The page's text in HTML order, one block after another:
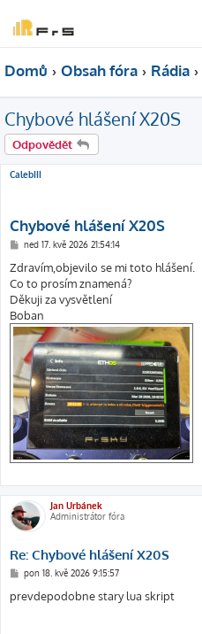
Domů Obsah fóra Rádia
Chybové hlášení X20S
Odpovědět
CalebIII
Chybové hlášení X20S
P
í
s
p
ě
v
e
k
ned 17. kvě 2026 21:54:14
Zdravím,objevilo se mi toto hlášení.
Co to prosím znamená?
Děkuji za vysvětlení
Boban
Jan Urbánek
Administrátor fóra
Re: Chybové hlášení X20S
P
í
s
pon 18. kvě 2026 9:15:57
prevdepodobne stary lua skript